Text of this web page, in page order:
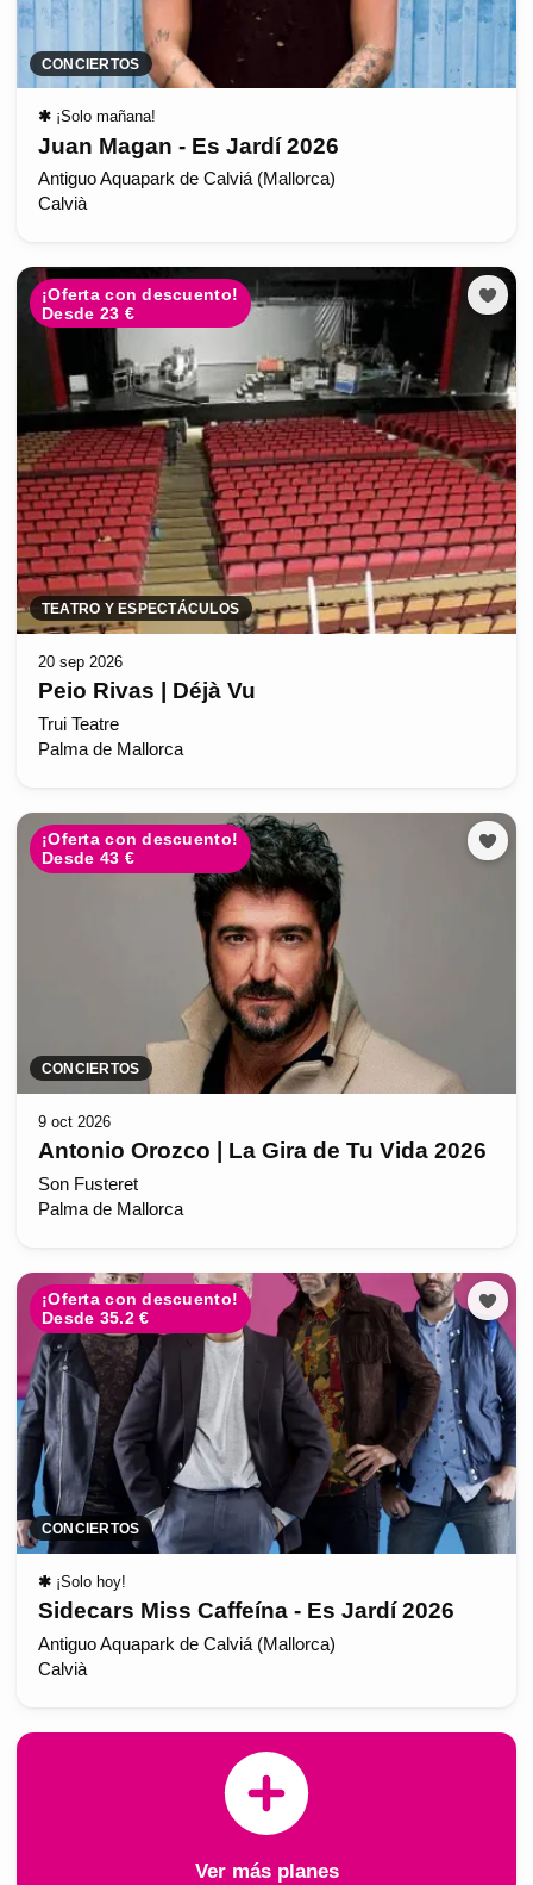
CONCIERTOS
✱ ¡Solo mañana!
Juan Magan - Es Jardí 2026
Antiguo Aquapark de Calviá (Mallorca)
Calvià
¡Oferta con descuento!
Desde 23 €
TEATRO Y ESPECTÁCULOS
20 sep 2026
Peio Rivas | Déjà Vu
Trui Teatre
Palma de Mallorca
¡Oferta con descuento!
Desde 43 €
CONCIERTOS
9 oct 2026
Antonio Orozco | La Gira de Tu Vida 2026
Son Fusteret
Palma de Mallorca
¡Oferta con descuento!
Desde 35.2 €
CONCIERTOS
✱ ¡Solo hoy!
Sidecars Miss Caffeína - Es Jardí 2026
Antiguo Aquapark de Calviá (Mallorca)
Calvià
Ver más planes